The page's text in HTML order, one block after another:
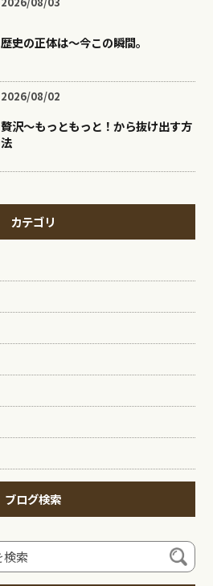
歴史の正体は〜今この瞬間。
2026/08/02
贅沢〜もっともっと！から抜け出す方
法
カテゴリ
ブログ検索